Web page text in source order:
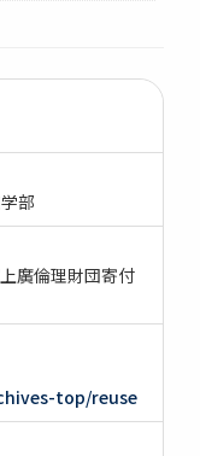
部
廣倫理財団寄付
top/reuse